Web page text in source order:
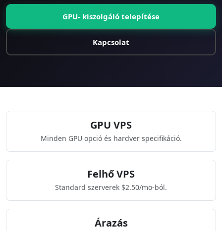
GPU- kiszolgáló telepítése
Kapcsolat
GPU VPS
Minden GPU opció és hardver specifikáció.
Felhő VPS
Standard szerverek $2.50/mo-ból.
Árazás